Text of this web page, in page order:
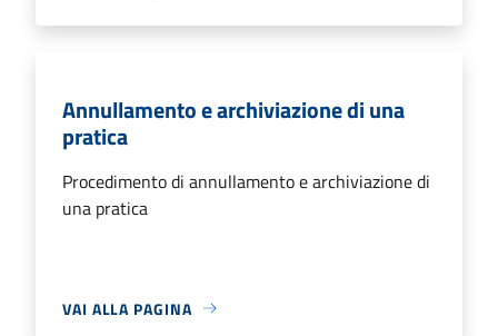
Annullamento e archiviazione di una
pratica
Procedimento di annullamento e archiviazione di
una pratica
VAI ALLA PAGINA